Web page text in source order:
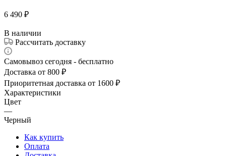
6 490 ₽
В наличии
Рассчитать доставку
Самовывоз сегодня - бесплатно
Доставка от 800 ₽
Приоритетная доставка от 1600 ₽
Характеристики
Цвет
—
Черный
Как купить
Оплата